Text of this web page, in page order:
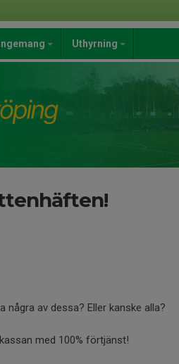
Uthyrning
några av dessa? Eller kanske alla?
med 100% förtjänst!